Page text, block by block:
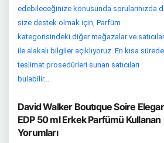
edebileceğinize konusunda sorularınızda
size destek olmak için, Parfüm
kategorisindeki diğer mağazalar ve satıcılar
ile alakalı bilgiler açıklıyoruz. En kısa sürede
teslimat prosedürleri sunan satıcıları
bulabilir...
David Walker Boutıque Soire
EDP 50 ml Erkek Parfümü Kullanan
Yorumları